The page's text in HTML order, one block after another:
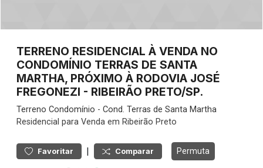
TERRENO RESIDENCIAL À VENDA NO
CONDOMÍNIO TERRAS DE SANTA
MARTHA, PRÓXIMO À RODOVIA JOSÉ
FREGONEZI - RIBEIRÃO PRETO/SP.
Terreno Condomínio - Cond. Terras de Santa Martha
Residencial para Venda em Ribeirão Preto
Favoritar | Comparar Permuta